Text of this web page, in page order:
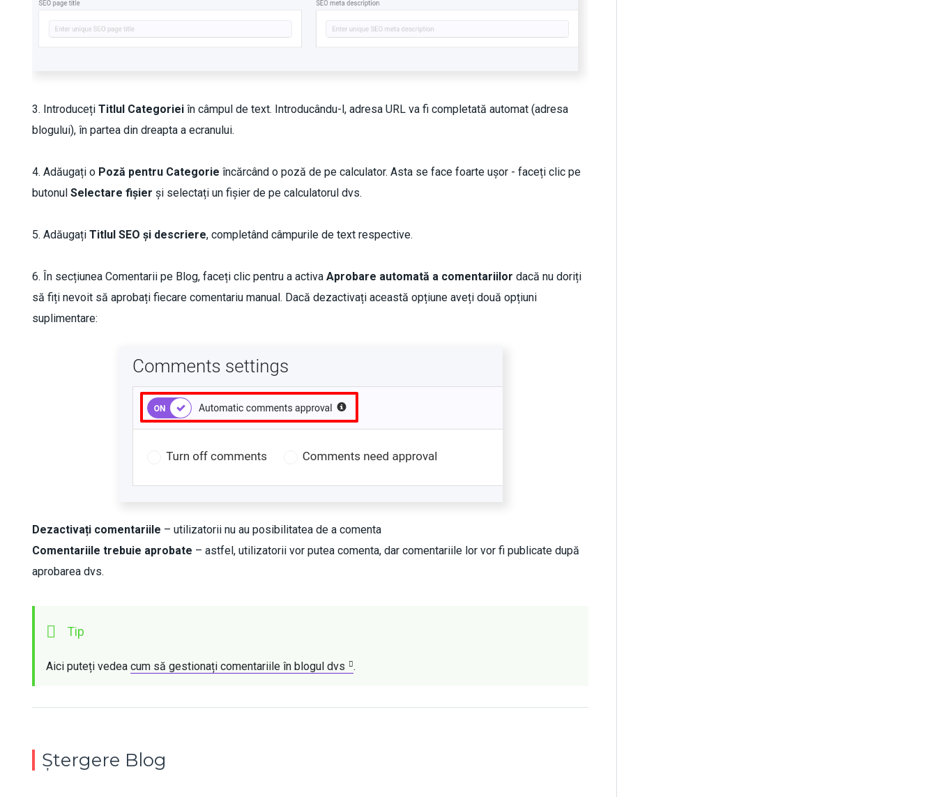
3. IntroducețiTitlul Categoriei în câmpul de text. Introducându-l, adresa URL va fi completată automat (adresa
blogului), în partea din dreapta a ecranului.
4. Adăugați o Poză pentru Categorie încărcând o poză de pe calculator. Asta se face foarte ușor - faceți clic pe
butonulSelectare fișier și selectați un fișier de pe calculatorul dvs.
5. AdăugațiTitlul SEO și descriere, completând câmpurile de text respective.
6. În secțiunea Comentarii pe Blog, faceți clic pentru a activaAprobare automată a comentariilor dacă nu doriți
să fiți nevoit să aprobați fiecare comentariu manual. Dacă dezactivați această opțiune aveți două opțiuni
suplimentare:
Dezactivați comentariile – utilizatorii nu au posibilitatea de a comenta
Comentariile trebuie aprobate – astfel, utilizatorii vor putea comenta, dar comentariile lor vor fi publicate după
aprobarea dvs.
Aici puteți vedea cum să gestionați comentariile în blogul dvs .
Ștergere Blog